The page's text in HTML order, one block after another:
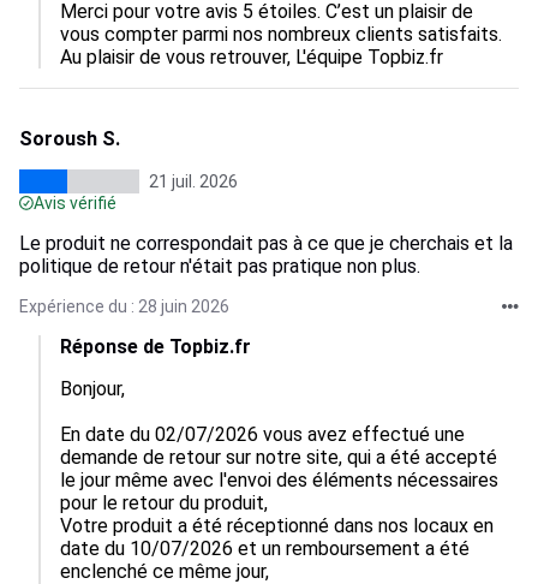
Merci pour votre avis 5 étoiles. C’est un plaisir de
vous compter parmi nos nombreux clients satisfaits.
Au plaisir de vous retrouver, L'équipe Topbiz.fr
Soroush S.
21 juil. 2026
Avis vérifié
Le produit ne correspondait pas à ce que je cherchais et la
politique de retour n'était pas pratique non plus.
Expérience du : 28 juin 2026
Réponse de Topbiz.fr
Bonjour,
En date du 02/07/2026 vous avez effectué une
demande de retour sur notre site, qui a été accepté
le jour même avec l'envoi des éléments nécessaires
pour le retour du produit,
Votre produit a été réceptionné dans nos locaux en
date du 10/07/2026 et un remboursement a été
enclenché ce même jour,